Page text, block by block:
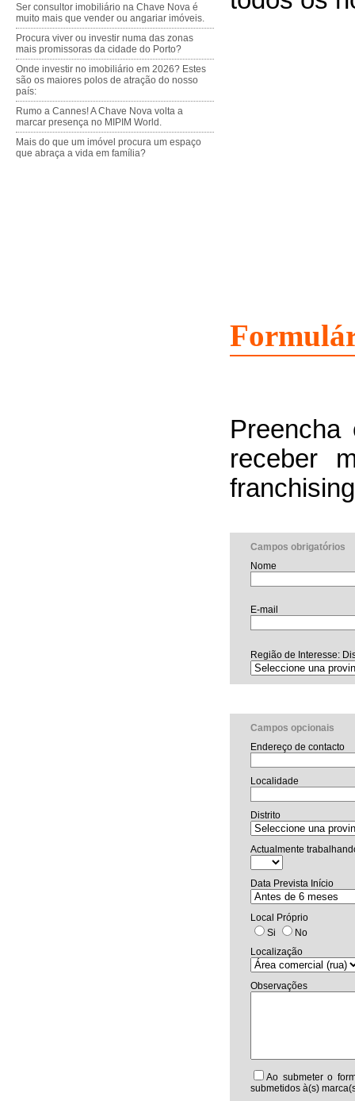
Ser consultor imobiliário na Chave Nova é
muito mais que vender ou angariar imóveis.
Procura viver ou investir numa das zonas
mais promissoras da cidade do Porto?
Onde investir no imobiliário em 2026? Estes
são os maiores polos de atração do nosso
país:
Rumo a Cannes! A Chave Nova volta a
marcar presença no MIPIM World.
Mais do que um imóvel procura um espaço
que abraça a vida em família?
Preencha
receber
Campos obrigatórios
Nome
E-mail
Região de Interesse:
Campos opcionais
Endereço de contacto
Localidade
Distrito
Actualmente
Data Prevista Início
Local Próprio
Si
No
Localização
Observações
Ao submeter o
submetidos à(s)